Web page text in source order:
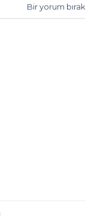
Bir yorum bırak